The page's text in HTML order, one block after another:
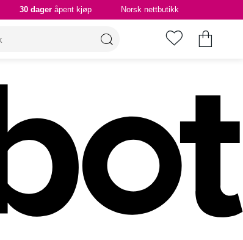
30 dager åpent kjøp Norsk nettbutikk